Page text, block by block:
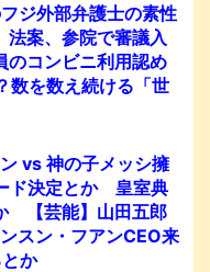
ジ外部弁護士の素性
案、参院で審議入
コンビニ利用認め
を数え続ける「世
vs 神の子メッシ擁
ド決定とか 皇室典
【芸能】山田五郎
スン・フアンCEO来
か